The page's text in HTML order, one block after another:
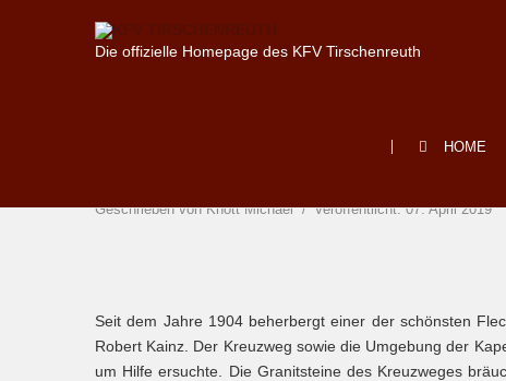
Die offizielle Homepage des KFV Tirschenreuth
HOME
Geschrieben vonKnott Michael Veröffentlicht: 07. April 2019
Seit dem Jahre 1904 beherbergt einer der schönsten
Robert Kainz. Der Kreuzweg sowie die Umgebung der
um Hilfe ersuchte. Die Granitsteine des Kreuzweges